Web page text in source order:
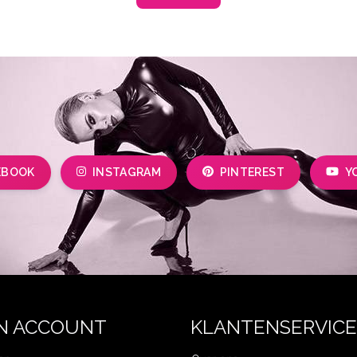
INSTAGRAM PINTEREST
ACCOUNT KLANTENSERVICE